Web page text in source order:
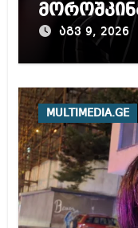
აგვ 9, 2026
MULTIMEDIA.GE